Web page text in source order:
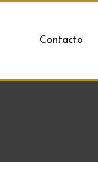
Contacto